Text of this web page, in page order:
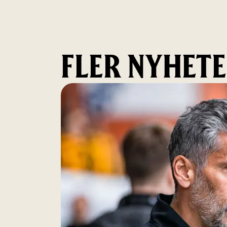
FLER